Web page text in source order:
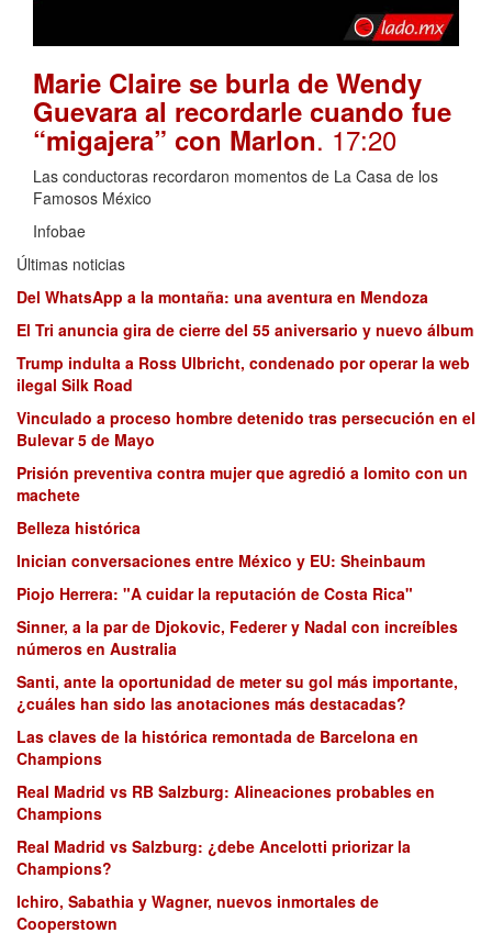
Marie Claire se burla de Wendy
Guevara al recordarle cuando fue
“migajera” con Marlon. 17:20
Las conductoras recordaron momentos de La Casa de los
Famosos México
Infobae
Últimas noticias
Del WhatsApp a la montaña: una aventura en Mendoza
El Tri anuncia gira de cierre del 55 aniversario y nuevo álbum
Trump indulta a Ross Ulbricht, condenado por operar la web
ilegal Silk Road
Vinculado a proceso hombre detenido tras persecución en el
Bulevar 5 de Mayo
Prisión preventiva contra mujer que agredió a lomito con un
machete
Belleza histórica
Inician conversaciones entre México y EU: Sheinbaum
Piojo Herrera: "A cuidar la reputación de Costa Rica"
Sinner, a la par de Djokovic, Federer y Nadal con increíbles
números en Australia
Santi, ante la oportunidad de meter su gol más importante,
¿cuáles han sido las anotaciones más destacadas?
Las claves de la histórica remontada de Barcelona en
Champions
Real Madrid vs RB Salzburg: Alineaciones probables en
Champions
Real Madrid vs Salzburg: ¿debe Ancelotti priorizar la
Champions?
Ichiro, Sabathia y Wagner, nuevos inmortales de
Cooperstown